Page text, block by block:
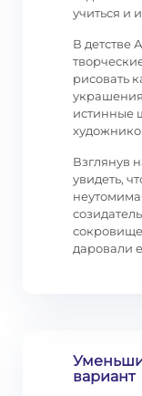
учиться и
В детстве
рисовать
истинные
Взглянув
увидеть,
даровали
вариант